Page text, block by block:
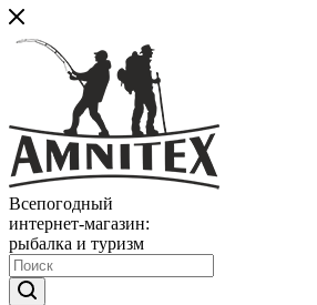
Всепогодный
интернет-магазин:
рыбалка и туризм